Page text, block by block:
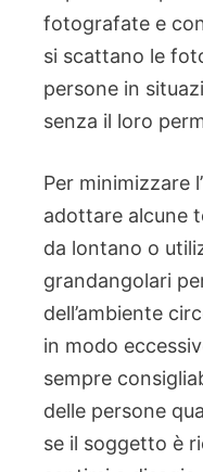
fotografate e
si scattano le
persone in
senza il loro
Per minimizzare
adottare alcune
da lontano o
grandangolari
dell’ambiente
in modo
sempre
delle persone
se il soggetto è